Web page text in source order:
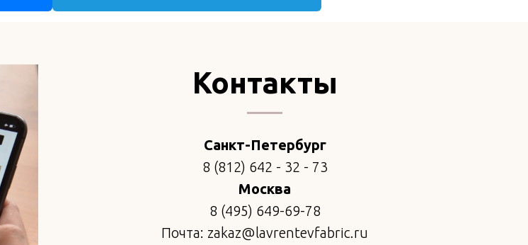
Контакты
Санкт-Петербург
8 (812) 642 - 32 - 73
Москва
8 (495) 649-69-78
Почта: zakaz@lavrentevfabric.ru